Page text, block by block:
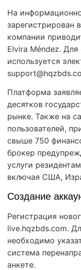
На
зарегистрирован
компании
Elvira Méndez.
используется
Платформа
десятков
рынке. Также на
пользователей,
свыше 750
брокер
услуги
включая США,
Создание
Регистрация
live.hqzbds.com.
необходимо
система
анкете.